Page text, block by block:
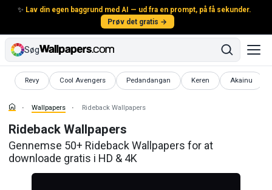
✨ Lav din egen baggrund med AI — ud fra en prompt, på få sekunder.
Prøv det gratis →
Søg
Revy
Wallpapers Cool Avengers
Wallpapers Pedandangan
Wallpapers Keren
Wallpapers Akainu
Wallpapers
Wallpapers Rideback Wallpapers
Rideback Wallpapers
Gennemse 50+ Rideback Wallpapers for at
downloade gratis i HD & 4K